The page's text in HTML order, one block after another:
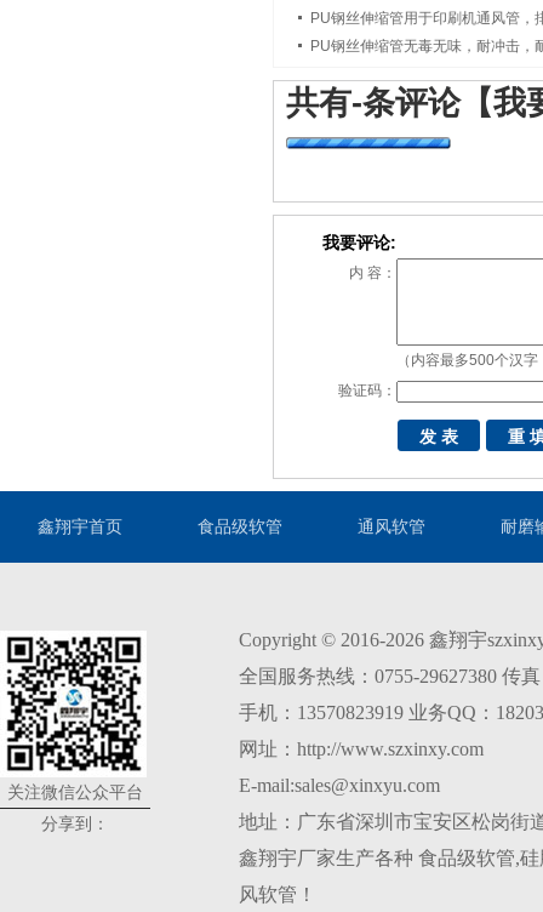
PU钢丝伸缩管用于印刷机通风管，
PU钢丝伸缩管无毒无味，耐冲击，
共有-条评论【我
我要评论:
内 容：
（内容最多500个汉
验证码：
鑫翔宇首页 食品级软管 通风软管 耐磨
关注微信公众平台
分享到：
Copyright © 2016-2026 鑫翔宇
全国服务热线：0755-29627380 传
手机：13570823919 业务QQ：
网址：http://www.szxinxy.com
E-mail:sales@xinxyu.com
地址：广东省深圳市宝安区松岗街
鑫翔宇厂家生产各种 食品级软管,
风软管 ！